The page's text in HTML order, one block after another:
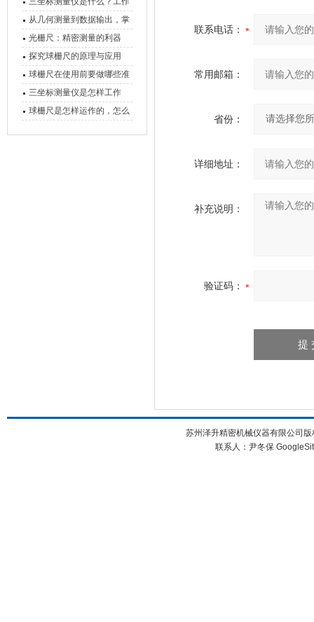
原理、分类与核心功能一次
讲清
从几何测量到数据输出，掌
握万濠影像测量仪的六大核
心能力
光栅尺：精密测量的利器
探究球栅尺的原理与应用
球栅尺在使用前要做哪些准
备工作？
三坐标测量仪是怎样工作
的，功能有什么优势？
球栅尺是怎样运作的，怎么
联系电话：
常用邮箱：
省份：
详细地址：
补充说明：
验证码：
苏州泽升精密机械仪器有限公司
联系人：尹冬保